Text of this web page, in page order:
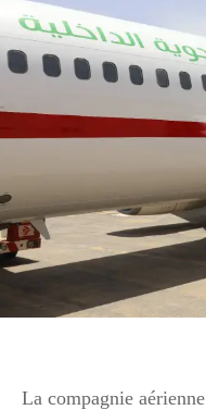
La compagnie aérienne